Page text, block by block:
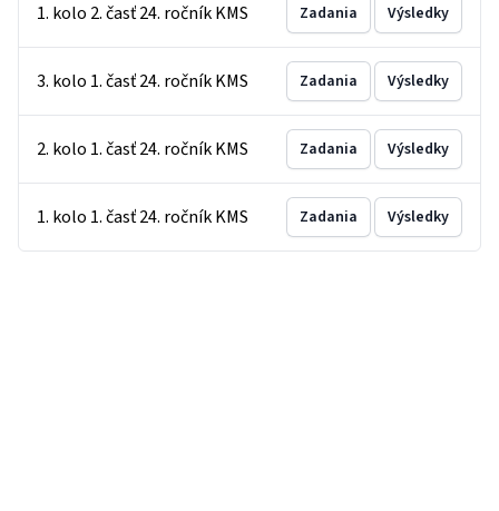
1. kolo 2. časť 24. ročník KMS Zadania Výsledky
3. kolo 1. časť 24. ročník KMS Zadania Výsledky
2. kolo 1. časť 24. ročník KMS Zadania Výsledky
1. kolo 1. časť 24. ročník KMS Zadania Výsledky